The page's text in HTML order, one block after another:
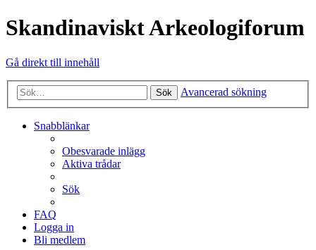
Skandinaviskt Arkeologiforum
Gå direkt till innehåll
Sök Avancerad sökning
Snabblänkar
Obesvarade inlägg
Aktiva trådar
Sök
FAQ
Logga in
Bli medlem